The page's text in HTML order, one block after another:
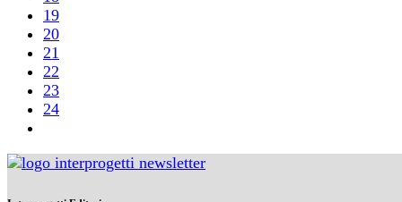
19
20
21
22
23
24